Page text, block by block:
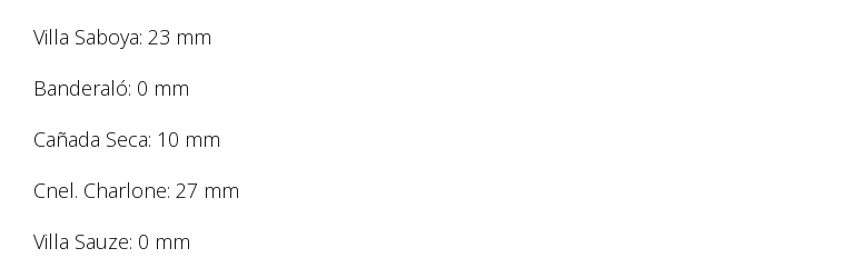
Villa Saboya: 23 mm
Banderaló: 0 mm
Cañada Seca: 10 mm
Cnel. Charlone: 27 mm
Villa Sauze: 0 mm